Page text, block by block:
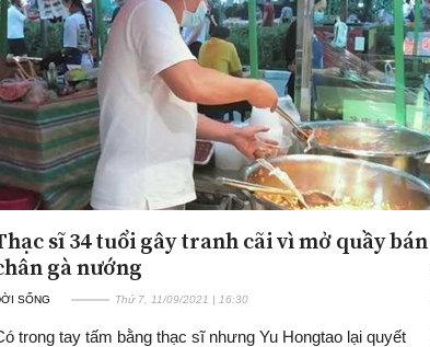
sĩ 34 tuổi gây tranh cãi vì mở quầy bán
gà nướng
SỐNG Thứ 7, 11/09/2021 | 16:30
trong tay tấm bằng thạc sĩ nhưng Yu Hongtao lại quyết